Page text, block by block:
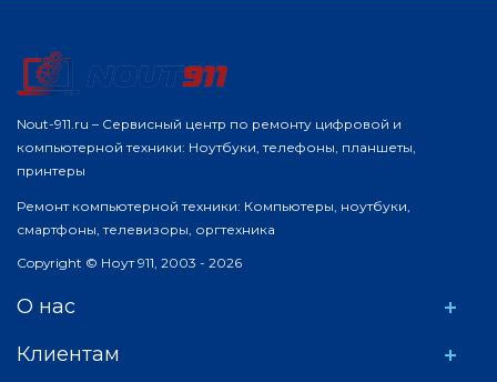
Nout-911.ru – Сервисный центр по ремонту цифровой и
компьютерной техники: Ноутбуки, телефоны, планшеты,
принтеры
Ремонт компьютерной техники: Компьютеры, ноутбуки,
смартфоны, телевизоры, оргтехника
Copyright © Ноут 911, 2003 - 2026
О нас
Клиентам